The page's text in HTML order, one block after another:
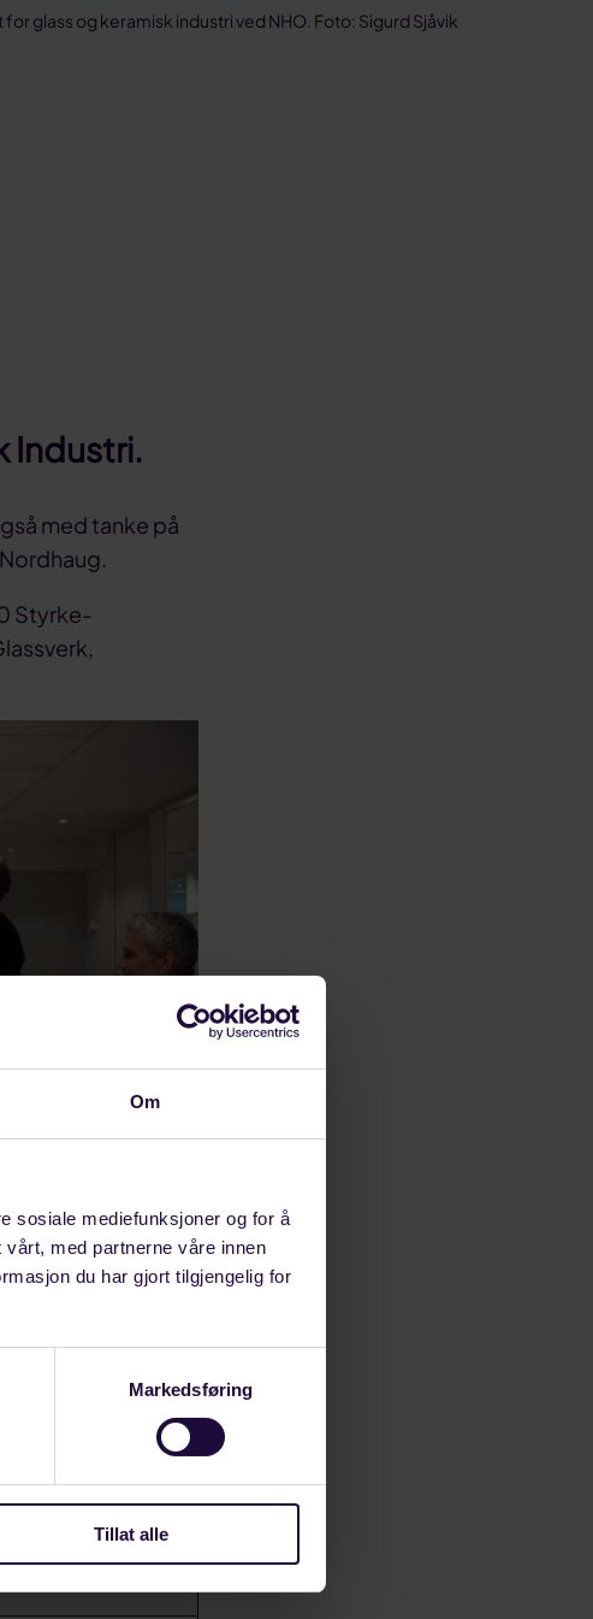
Om
sosiale mediefunksjoner og for å
med partnerne våre innen
du har gjort tilgjengelig for
Markedsføring
Tillat alle
glass og keramisk industri ved NHO. Foto: Sigurd Sjåvik
Industri.
med tanke på
Styrke-
Riksmekleren.